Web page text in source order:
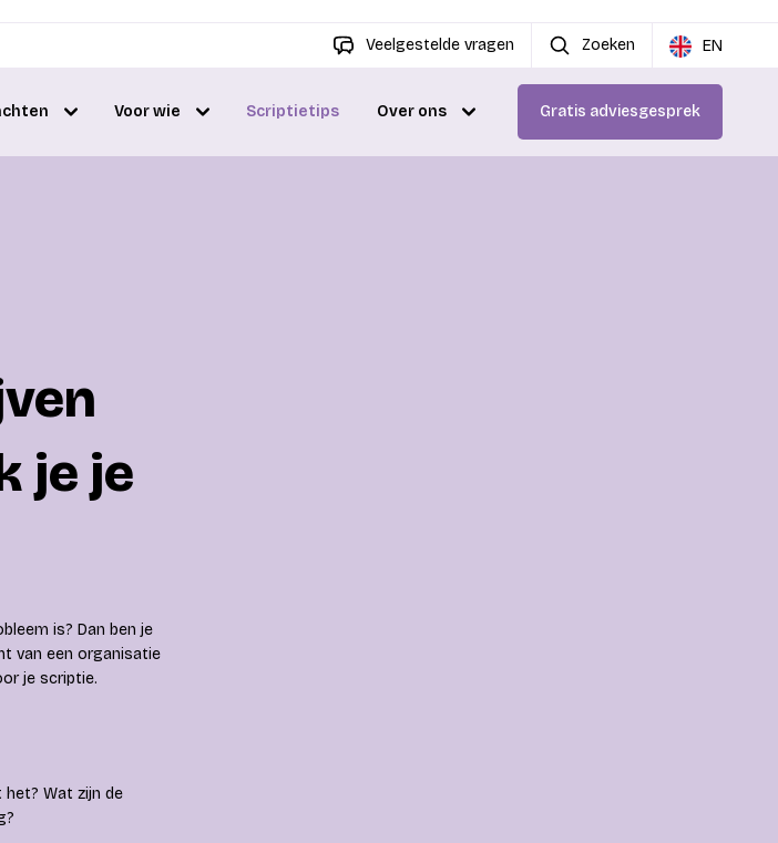
Veelgestelde vragen Zoeken EN
Voor wie Scriptietips Over ons Gratis adviesgesprek
je je
is? Dan ben je
van een organisatie
je scriptie.
Wat zijn de